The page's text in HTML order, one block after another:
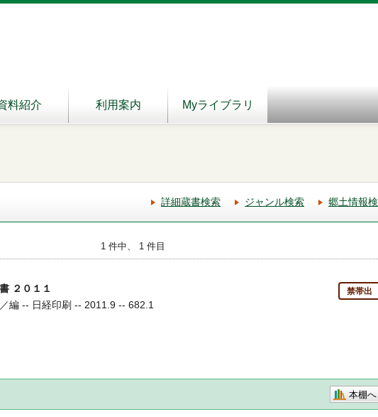
料紹介 利用案内 Myライブラリ
詳細蔵書検索 ジャンル検索 郷土情報
1 件中、 1 件目
２０１１ 禁帯出
編 -- 日経印刷 -- 2011.9 -- 682.1
本棚へ